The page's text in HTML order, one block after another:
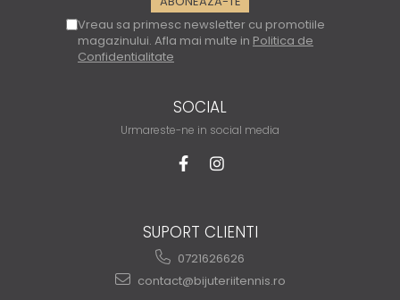
Vreau sa primesc newsletter cu promotiile
magazinului. Afla mai multe in Politica de
Confidentialitate
SOCIAL
Urmareste-ne in social media
SUPORT CLIENTI
0721626626
contact@bijuteriitennis.ro